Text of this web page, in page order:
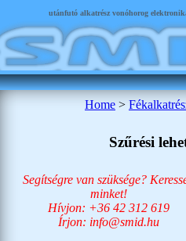
utánfutó alkatrész vonóhorog
Home >
Szűrési
Segítségre van szüksége?
minket!
Hívjon: +36 42 312 619
Írjon: info@smid.hu